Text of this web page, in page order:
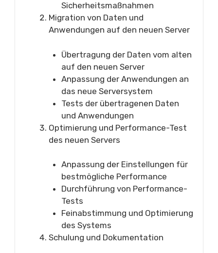
Sicherheitsmaßnahmen
Migration von Daten und
Anwendungen auf den neuen Server
Übertragung der Daten vom alten
auf den neuen Server
Anpassung der Anwendungen an
das neue Serversystem
Tests der übertragenen Daten
und Anwendungen
Optimierung und Performance-Test
des neuen Servers
Anpassung der Einstellungen für
bestmögliche Performance
Durchführung von Performance-
Tests
Feinabstimmung und Optimierung
des Systems
Schulung und Dokumentation